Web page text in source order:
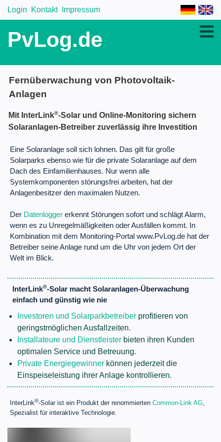
Login Kontakt Impressum
PvLog.de
Fernüberwachung von Photovoltaik-
Anlagen
Mit InterLink®-Solar und Online-Monitoring sichern
Solaranlagen-Betreiber zuverlässig ihre Investition
Eine Solaranlage soll sich lohnen. Das gilt für große
Solarparks ebenso wie für die private Solaranlage auf dem
Dach des Einfamilienhauses. Nur wenn alle
Systemkomponenten störungsfrei arbeiten, hat der
Anlagenbesitzer den maximalen Nutzen.
Der Datenlogger erkennt Störungen sofort und schlägt Alarm,
wenn es zu Unregelmäßigkeiten oder Ausfällen kommt. In
Kombination mit dem Monitoring-Portal www.PvLog.de hat der
Betreiber seine Anlage rund um die Uhr von jedem Ort der
Welt im Blick.
InterLink®-Solar macht Solaranlagen-Überwachung
einfach und günstig wie nie
Investoren und Solarparkbetreiber profitieren von
geringstmöglichen Ausfallzeiten.
Installateure und Dienstleister bieten ihren Kunden
optimalen Service und Betreuung.
Private Energiegewinner können jederzeit die
Einspeiseleistung ihrer Anlage kontrollieren.
InterLink®-Solar ist ein Produkt der renommierten Common-Link AG,
Spezialist für interaktive Technologie.